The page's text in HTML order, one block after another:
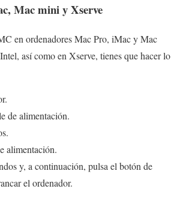
Mac mini y Xserve
en ordenadores Mac Pro, iMac y Mac
así como en Xserve, tienes que hacer lo
de alimentación.
alimentación.
y, a continuación, pulsa el botón de
el ordenador.